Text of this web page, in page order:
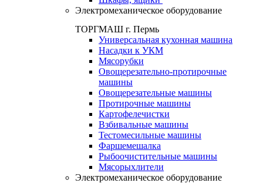
Электромеханическое оборудование
ТОРГМАШ г. Пермь
Универсальная кухонная машина
Насадки к УКМ
Мясорубки
Овощерезательно-протирочные
машины
Овощерезательные машины
Протирочные машины
Картофелечистки
Взбивальные машины
Тестомесильные машины
Фаршемешалка
Рыбоочистительные машины
Мясорыхлители
Электромеханическое оборудование